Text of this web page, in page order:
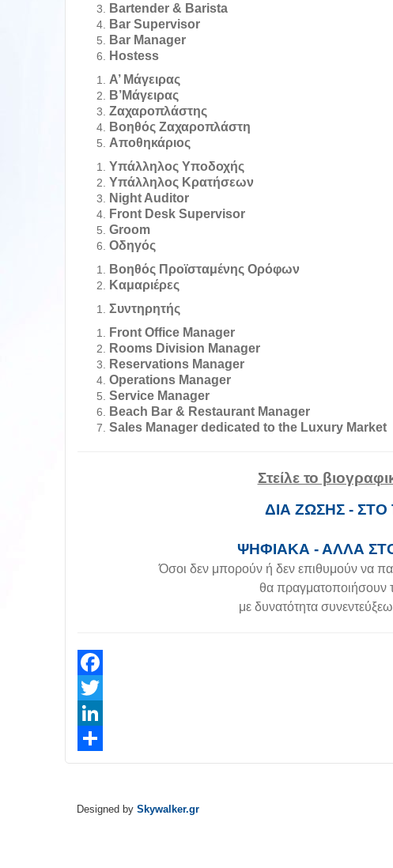
Bartender & Barista
Bar Supervisor
Bar Manager
Hostess
A’ Μάγειρας
Β’Μάγειρας
Ζαχαροπλάστης
Βοηθός Ζαχαροπλάστη
Αποθηκάριος
Υπάλληλος Υποδοχής
Υπάλληλος Κρατήσεων
Night Auditor
Front Desk Supervisor
Groom
Οδηγός
Βοηθός Προϊσταμένης Ορόφων
Καμαριέρες
Συντηρητής
Front Office Manager
Rooms Division Manager
Reservations Manager
Operations Manager
Service Manager
Beach Bar & Restaurant Manager
Sales Manager dedicated to the Luxury Market
Στείλε το
ΔΙΑ ΖΩΣΗΣ - ΣΤΟ
ΨΗΦΙΑΚΑ - ΑΛΛΑ
Όσοι δεν μπορούν ή δεν επιθυμούν να
θα πραγματοποιήσουν
με δυνατότητα
Facebook
Twitter
LinkedIn
Share
Designed by Skywalker.gr